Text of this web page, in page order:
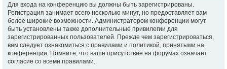
Для входа на конференцию вы должны быть зарегистрированы.
Регистрация занимает всего несколько минут, но предоставляет вам
более широкие возможности. Администратором конференции могут
быть установлены также дополнительные привилегии для
зарегистрированных пользователей. Прежде чем зарегистрироваться,
вам следует ознакомиться с правилами и политикой, принятыми на
конференции. Помните, что ваше присутствие на форумах означает
согласие со всеми правилами.